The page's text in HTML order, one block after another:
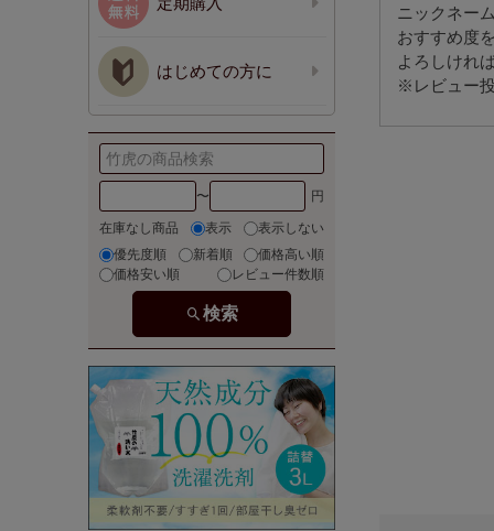
はじめての方に
〜
在庫なし商品 表示
表示しない
優先度順
新着順
価格高い順
価格安い順
レビュー件数順
検索
ニックネー
おすすめ度
よろしけれ
※レビュー